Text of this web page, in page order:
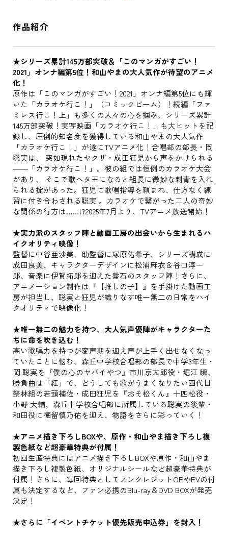
作品紹介
★シリーズ累計145万部突破＆「このマンガがすごい！
2021」オンナ編第5位！和山やまの大人気作が待望のアニメ
化！
原作は「このマンガがすごい！2021」オンナ編第5位にも輝
いた「カラオケ行こ！」（コミックビーム）！続編「ファ
ミレス行こ！上」も多くの人々の心を掴み、シリーズ累計
145万部突破！実写映画「カラオケ行こ！」も大ヒットを記
録し、圧倒的知名度を獲得している和山やまの大人気作
「カラオケ行こ！」が遂にTVアニメ化！合唱部の部長・岡
聡実は、 突如現れたヤクザ・成田狂児から声をかけられる
――「カラオケ行こ！」。彼の組では恒例のカラオケ大会
があり、 そこで歌ヘタ王になると組長に微妙な刺青を入れ
られる掟があった。狂児に歌唱指導を頼まれ、仕方なく練
習に付き合わされる聡実 。カラオケで繋がった二人の奇妙
な関係の行方は……!?2025年7月より、TVアニメ放送開始！
★実力派のスタッフ陣と動画工房の出会いから生まれるハ
イクオリティ映像！
監督に中谷亜沙美、助監督に塚原佑希子、シリーズ構成に
成田良美、キャラクターデザインに松浦麻衣＆谷口淳一
郎、音楽に伊賀拓郎を迎えた盤石のスタッフ陣！さらに、
アニメーション制作は『【推しの子】』を手掛けた動画工
房が担当し、聡実と狂児が織りなす唯一無二の日常をハイ
クオリティで映像化！
★唯一無二の魅力を持つ、大人気声優陣がキャラクターた
ちに命を吹き込む！
高い歌唱力を持つが変声期を迎え声が上手く出せなくなっ
ていたことに悩む、森丘中学校合唱部の部長で中学3年生・
岡 聡実を『僕の心のヤバイやつ』市川京太郎役・堀江 瞬、
勝負曲は「紅」で、どうしても歌がうまくなりたい四代目
祭林組の若頭補佐・成田狂児を『おそ松くん』十四松役・
小野 大輔、森丘中学校合唱部に所属している聡実の後輩・
和田役に徳留慎乃佑を迎え、物語をさらに彩っていく！
★アニメ描き下ろしBOXや、原作・和山やま描き下ろし複
製色紙など超豪華特典が付属！
初回生産特典にはアニメ描き下ろしBOXや原作・和山やま
描き下ろし複製色紙、オリジナルシールなど超豪華特典が
付属！さらに、毎回特典としてノンクレジットOPやPVの付
属も決定するなど、ファン必携のBlu-ray＆DVD BOXが発売
決定！
★さらに「イベントチケット優先販売申込券」を封入！